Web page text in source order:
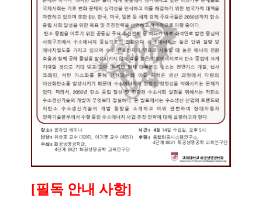
[필독 안내 사항]